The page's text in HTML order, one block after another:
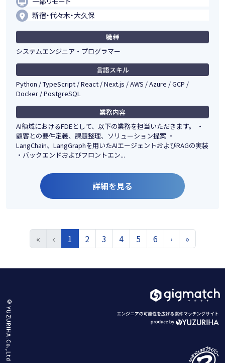
新宿・代々木・大久保
職種
システムエンジニア・プログラマー
言語スキル
Python / TypeScript / React / Next.js / AWS / Azure / GCP /
Docker / PostgreSQL
業務内容
AI領域におけるFDEとして、以下の業務を担当いただきます。 ・
顧客との要件定義、課題整理、ソリューション提案 ・
LangChain、LangGraphを用いたAIエージェントおよびRAGの実装
・バックエンドおよびフロントエン...
詳細を見る
« ‹ 1 2 3 4 5 6 › »
© YUZURIHA.Co.,Ltd